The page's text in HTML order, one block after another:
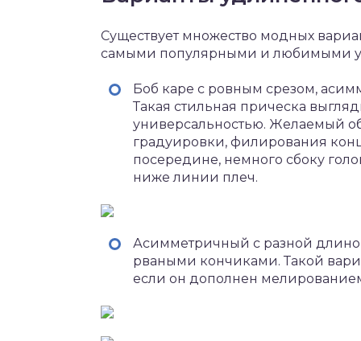
Существует множество модных
самыми популярными и любимыми у
Боб каре с ровным срезом,
Такая стильная прическа
универсальностью. Желаемый
градуировки, филирования
посередине, немного сбоку
ниже линии плеч.
Асимметричный с разной
рваными кончиками. Такой
если он дополнен